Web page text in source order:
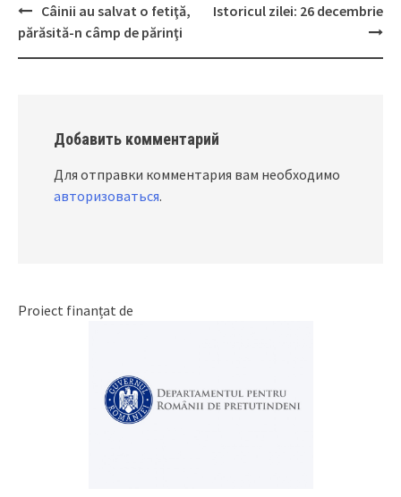
Post
navigation
Câinii au salvat o fetiţă,
părăsită-n câmp de părinţi
Istoricul zilei: 26 decembrie
Добавить комментарий
Для отправки комментария вам необходимо
авторизоваться.
Proiect finanțat de